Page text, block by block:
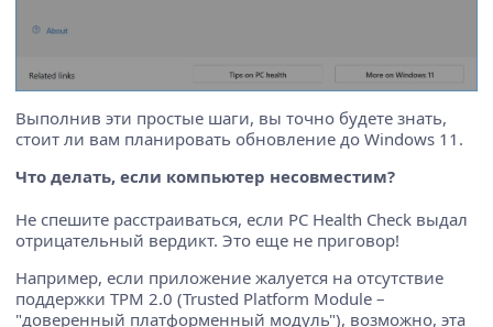
Выполнив эти простые шаги, вы точно будете знать,
стоит ли вам планировать обновление до Windows 11.
Что делать, если компьютер несовместим?
Не спешите расстраиваться, если PC Health Check выдал
отрицательный вердикт. Это еще не приговор!
Например, если приложение жалуется на отсутствие
поддержки TPM 2.0 (Trusted Platform Module –
"доверенный платформенный модуль"), возможно, эта